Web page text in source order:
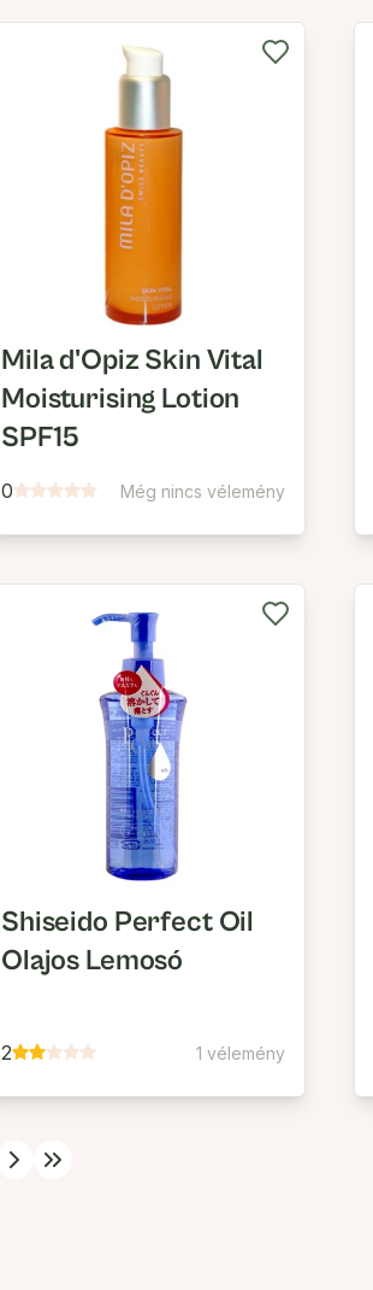
Mila d'Opiz Skin Vital
Moisturising Lotion
SPF15
0 Még nincs vélemény
Shiseido Perfect Oil
Olajos Lemosó
2 1 vélemény